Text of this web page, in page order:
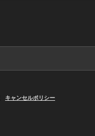
キャンセルポリシー